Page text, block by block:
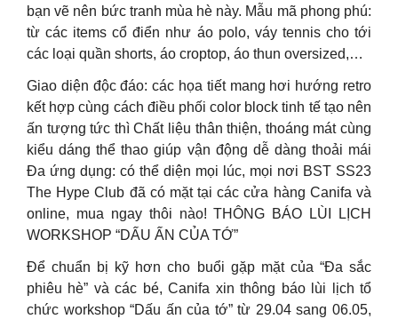
bạn vẽ nên bức tranh mùa hè này. Mẫu mã phong phú:
từ các items cổ điển như áo polo, váy tennis cho tới
các loại quần shorts, áo croptop, áo thun oversized,…
Giao diện độc đáo: các họa tiết mang hơi hướng retro
kết hợp cùng cách điều phối color block tinh tế tạo nên
ấn tượng tức thì Chất liệu thân thiện, thoáng mát cùng
kiểu dáng thể thao giúp vận động dễ dàng thoải mái
Đa ứng dụng: có thể diện mọi lúc, mọi nơi BST SS23
The Hype Club đã có mặt tại các cửa hàng Canifa và
online, mua ngay thôi nào! THÔNG BÁO LÙI LỊCH
WORKSHOP “DẤU ẤN CỦA TỚ”
Để chuẩn bị kỹ hơn cho buổi gặp mặt của “Đa sắc
phiêu hè” và các bé, Canifa xin thông báo lùi lịch tổ
chức workshop “Dấu ấn của tớ” từ 29.04 sang 06.05,